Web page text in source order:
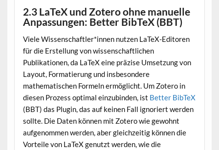
2.3 LaTeX und Zotero ohne manuelle
Anpassungen: Better BibTeX (BBT)
Viele Wissenschaftler*innen nutzen LaTeX-Editoren
für die Erstellung von wissenschaftlichen
Publikationen, da LaTeX eine präzise Umsetzung von
Layout, Formatierung und insbesondere
mathematischen Formeln ermöglicht. Um Zotero in
diesen Prozess optimal einzubinden, ist Better BibTeX
(BBT) das Plugin, das auf keinen Fall ignoriert werden
sollte. Die Daten können mit Zotero wie gewohnt
aufgenommen werden, aber gleichzeitig können die
Vorteile von LaTeX genutzt werden, wie die